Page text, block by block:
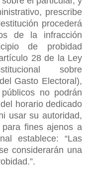
prescribe
procederá
de la infracción
de probidad
28 de la Ley
sobre
Gasto Electoral),
no podrán
horario dedicado
usar su autoridad,
fines ajenos a
establece: “Las
considerarán una